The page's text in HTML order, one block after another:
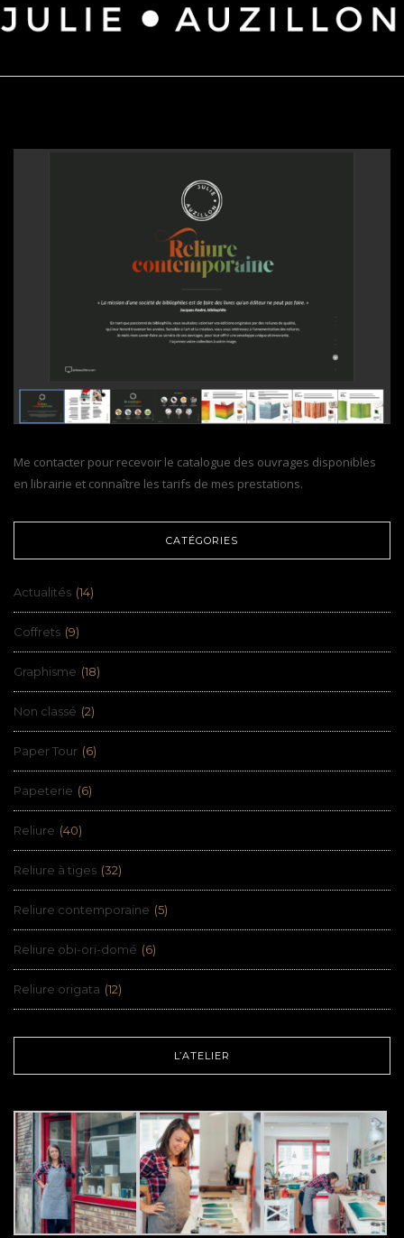
Me contacter pour recevoir le catalogue des ouvrages disponibles
en librairie et connaître les tarifs de mes prestations.
CATÉGORIES
Actualités (14)
Coffrets (9)
Graphisme (18)
Non classé (2)
Paper Tour (6)
Papeterie (6)
Reliure (40)
Reliure à tiges (32)
Reliure contemporaine (5)
Reliure obi-ori-domé (6)
Reliure origata (12)
L’ATELIER